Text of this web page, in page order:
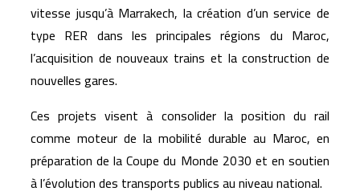
vitesse jusqu’à Marrakech, la création d’un service de
type RER dans les principales régions du Maroc,
l’acquisition de nouveaux trains et la construction de
nouvelles gares.
Ces projets visent à consolider la position du rail
comme moteur de la mobilité durable au Maroc, en
préparation de la Coupe du Monde 2030 et en soutien
à l’évolution des transports publics au niveau national.